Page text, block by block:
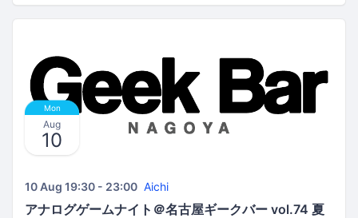
Mon
Aug
10
10 Aug 19:30 - 23:00 Aichi
アナログゲームナイト＠名古屋ギークバー vol.74 夏